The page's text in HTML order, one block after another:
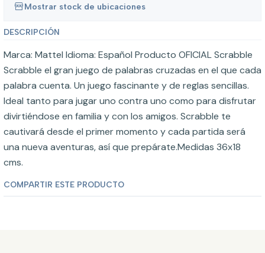
Mostrar stock de ubicaciones
DESCRIPCIÓN
Marca: Mattel Idioma: Español Producto OFICIAL Scrabble
Scrabble el gran juego de palabras cruzadas en el que cada
palabra cuenta. Un juego fascinante y de reglas sencillas.
Ideal tanto para jugar uno contra uno como para disfrutar
divirtiéndose en familia y con los amigos. Scrabble te
cautivará desde el primer momento y cada partida será
una nueva aventuras, así que prepárate.Medidas 36x18
cms.
COMPARTIR ESTE PRODUCTO